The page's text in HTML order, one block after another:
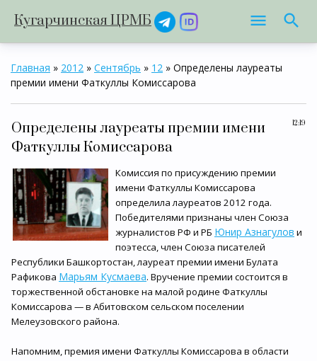
Кугарчинская ЦРМБ
Главная » 2012 » Сентябрь » 12 » Определены лауреаты
премии имени Фаткуллы Комиссарова
12:19
Определены лауреаты премии имени
Фаткуллы Комиссарова
Комиссия по присуждению премии
имени Фаткуллы Комиссарова
определила лауреатов 2012 года.
Победителями признаны член Союза
журналистов РФ и РБ Юнир Азнагулов и
поэтесса, член Союза писателей
Республики Башкортостан, лауреат премии имени Булата
Рафикова Марьям Кусмаева. Вручение премии состоится в
торжественной обстановке на малой родине Фаткуллы
Комиссарова — в Абитовском сельском поселении
Мелеузовского района.
Напомним, премия имени Фаткуллы Комиссарова в области